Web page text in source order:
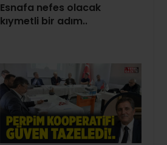
Esnafa nefes olacak
kıymetli bir adım..